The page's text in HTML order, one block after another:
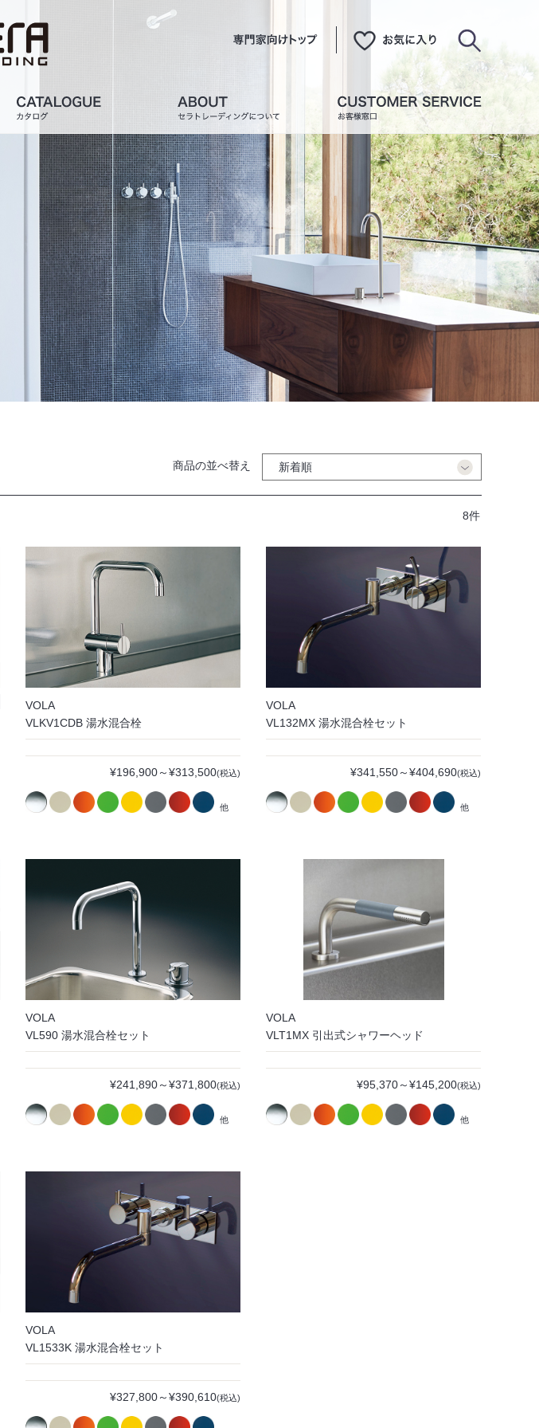
商品の並べ替え
8件
VOLA
VLKV1CDB 湯水混合栓
¥196,900～¥313,500(税込)
他
VOLA
VL132MX 湯水混合栓セット
¥341,550～¥404,690(税込)
他
VOLA
VL590 湯水混合栓セット
¥241,890～¥371,800(税込)
他
VOLA
VLT1MX 引出式シャワーヘッド
¥95,370～¥145,200(税込)
他
VOLA
VL1533K 湯水混合栓セット
¥327,800～¥390,610(税込)